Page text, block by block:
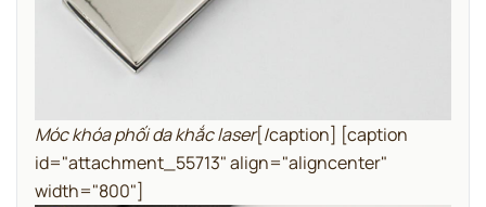
Móc khóa phối da khắc laser[/caption] [caption
id="attachment_55713" align="aligncenter"
width="800"]